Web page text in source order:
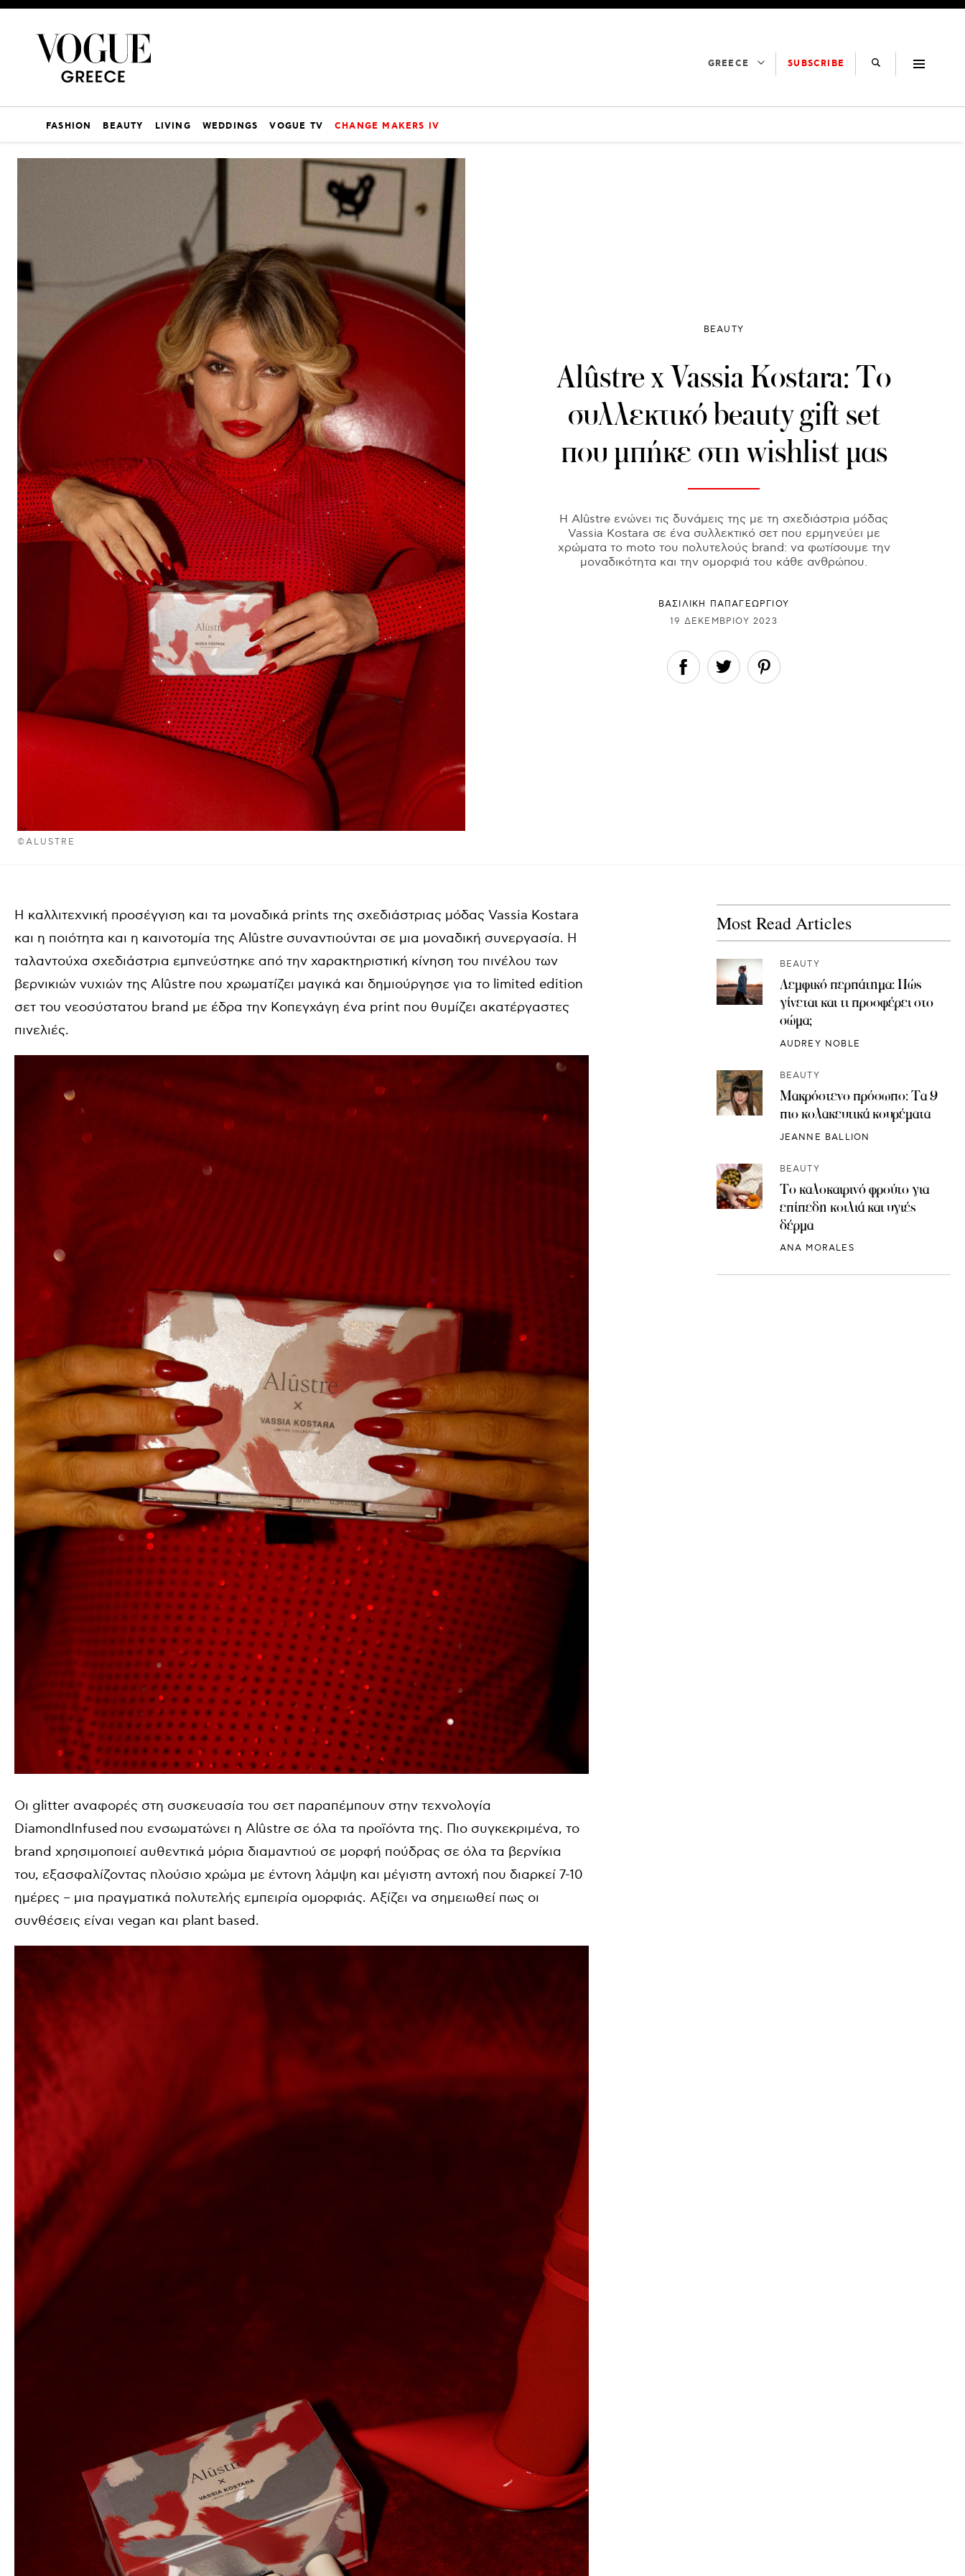
GREECE SUBSCRIBE
FASHION BEAUTY LIVING WEDDINGS VOGUE TV CHANGE MAKERS IV
©ALUSTRE
BEAUTY
Alûstre x Vassia Kostara: Το
συλλεκτικό beauty gift set
που μπήκε στη wishlist μας
H Alûstre ενώνει τις δυνάμεις της με τη σχεδιάστρια μόδας
Vassia Kostara σε ένα συλλεκτικό σετ που ερμηνεύει με
χρώματα τo moto του πολυτελούς brand: να φωτίσουμε την
μοναδικότητα και την ομορφιά του κάθε ανθρώπου.
ΒΑΣΙΛΙΚΗ ΠΑΠΑΓΕΩΡΓΙΟΥ
19 ΔΕΚΕΜΒΡΊΟΥ 2023
Η καλλιτεχνική προσέγγιση και τα μοναδικά prints της σχεδιάστριας μόδας Vassia Kostara
και η ποιότητα και η καινοτομία της Al ûstre συναντιούνται σε μια μοναδική συνεργασία. Η
ταλαντούχα σχεδιάστρια εμπνεύστηκε από την χαρακτηριστική κίνηση του πινέλου των
βερνικιών νυχιών της Al ûstre που χρωματίζει μαγικά και δημιούργησε για το limited edition
σετ του νεοσύστατου brand με έδρα την Κοπεγχάγη ένα print που θυμίζει ακατέργαστες
πινελιές.
Οι glitter αναφορές στη συσκευασία του σετ παραπέμπουν στην τεχνολογία
DiamondInfused που ενσωματώνει η Al ûstre σε όλα τα προϊόντα της. Πιο συγκεκριμένα, το
brand χρησιμοποιεί αυθεντικά μόρια διαμαντιού σε μορφή πούδρας σε όλα τα βερνίκια
του, εξασφαλίζοντας πλούσιο χρώμα με έντονη λάμψη και μέγιστη αντοχή που διαρκεί 7-10
ημέρες – μια πραγματικά πολυτελής εμπειρία ομορφιάς. Αξίζει να σημειωθεί πως οι
συνθέσεις είναι vegan και plant based.
Most Read Articles
BEAUTY
Λεμφικό περπάτημα: Πώς
γίνεται και τι προσφέρει στο
σώμα;
AUDREY NOBLE
BEAUTY
Μακρόστενο πρόσωπο: Τα 9
πιο κολακευτικά κουρέματα
JEANNE BALLION
BEAUTY
Το καλοκαιρινό φρούτο για
επίπεδη κοιλιά και υγιές
δέρμα
ANA MORALES